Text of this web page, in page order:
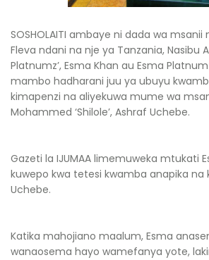
SOSHOLAITI ambaye ni dada wa
Fleva ndani na nje ya Tanzania, Nasibu
Platnumz’, Esma Khan au Esma
mambo hadharani juu ya ubuyu
kimapenzi na aliyekuwa mume wa
Mohammed ‘Shilole’, Ashraf Uchebe.
Gazeti la IJUMAA limemuweka mtukati
kuwepo kwa tetesi kwamba anapika na
Uchebe.
Katika mahojiano maalum, Esma
wanaosema hayo wamefanya yote,